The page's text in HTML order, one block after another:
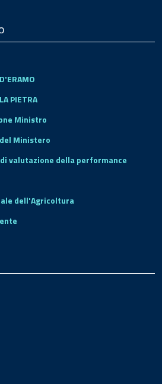
PIETRA
Ministro
Ministero
valutazione della performance
dell'Agricoltura